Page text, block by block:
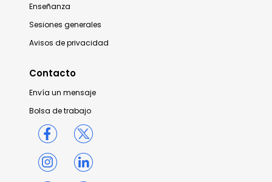
Enseñanza
Sesiones generales
Avisos de privacidad
Contacto
Envía un mensaje
Bolsa de trabajo